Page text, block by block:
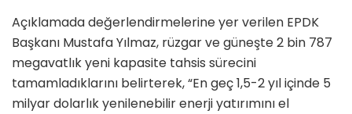
Açıklamada değerlendirmelerine yer verilen EPDK
Başkanı Mustafa Yılmaz, rüzgar ve güneşte 2 bin 787
megavatlık yeni kapasite tahsis sürecini
tamamladıklarını belirterek, “En geç 1,5-2 yıl içinde 5
milyar dolarlık yenilenebilir enerji yatırımını el